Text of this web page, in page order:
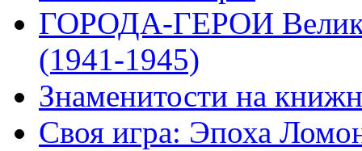
ГОРОДА-ГЕРОИ
(1941-1945)
Знаменитости на
Своя игра: Эпоха